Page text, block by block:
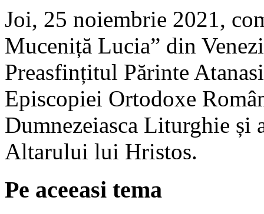
Joi, 25 noiembrie 2021,
Muceniță Lucia” din
Preasfințitul Părinte
Episcopiei Ortodoxe
Dumnezeiasca Liturghie
Altarului lui Hristos.
Pe aceeasi tema